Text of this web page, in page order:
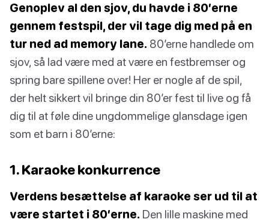
Genoplev al den sjov, du havde i 80’erne
gennem festspil, der vil tage dig med på en
tur ned ad memory lane. 80’erne handlede om
sjov, så lad være med at være en festbremser og
spring bare spillene over! Her er nogle af de spil,
der helt sikkert vil bringe din 80’er fest til live og få
dig til at føle dine ungdommelige glansdage igen
som et barn i 80’erne:
1. Karaoke konkurrence
Verdens besættelse af karaoke ser ud til at
være startet i 80’erne. Den lille maskine med